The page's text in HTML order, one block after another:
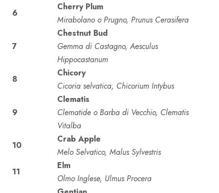
6
Cherry Plum
Mirabolano o Prugno, Prunus Cerasifera
7
Chestnut Bud
Gemma di Castagno, Aesculus
Hippocastanum
8
Chicory
Cicoria selvatica, Chicorium Intybus
9
Clematis
Clematide o Barba di Vecchio, Clematis
Vitalba
10
Crab Apple
Melo Selvatico, Malus Sylvestris
11
Elm
Olmo Inglese, Ulmus Procera